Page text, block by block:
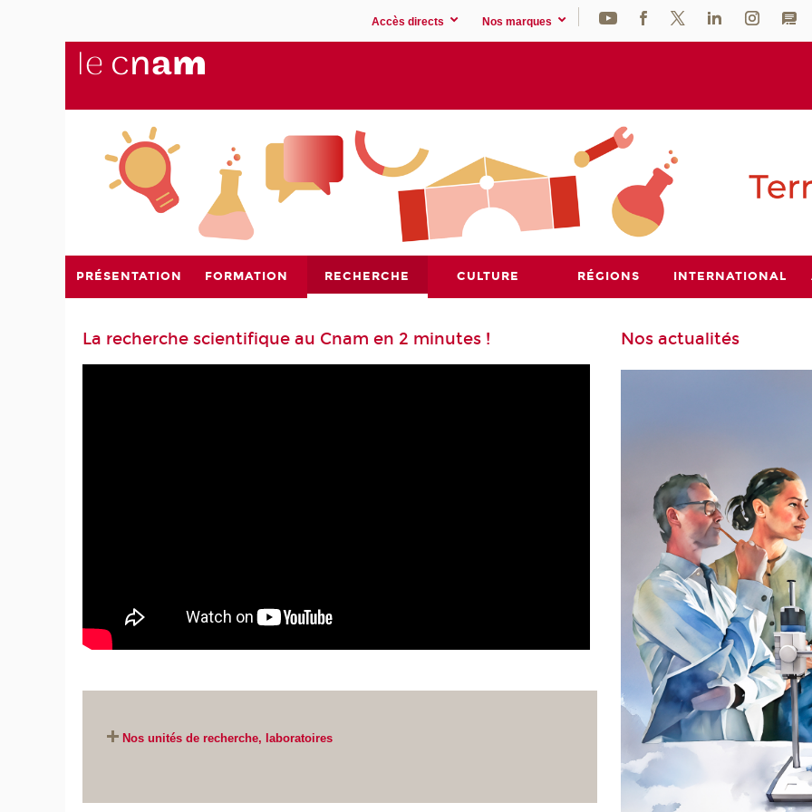
Accès directs Nos marques
PRÉSENTATION FORMATION RECHERCHE CULTURE RÉGIONS INTERNATIONAL
La recherche scientifique au Cnam en 2 minutes !
Nos unités de recherche, laboratoires
Nos actualités
Signature d’un accord-cadre entre le
Le Cnam et l’Institut national de recherche pour l'agriculture, l'alimentation et